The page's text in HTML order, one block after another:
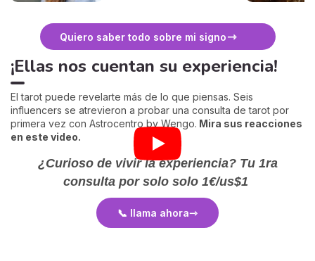
Quiero saber todo sobre mi signo
¡Ellas nos cuentan su experiencia!
El tarot puede revelarte más de lo que piensas. Seis
influencers se atrevieron a probar una consulta de tarot por
primera vez con Astrocentro by Wengo. Mira sus reacciones
en este video.
¿Curioso de vivir la experiencia? Tu 1ra
consulta por solo solo 1€/us$1
📞 llama ahora